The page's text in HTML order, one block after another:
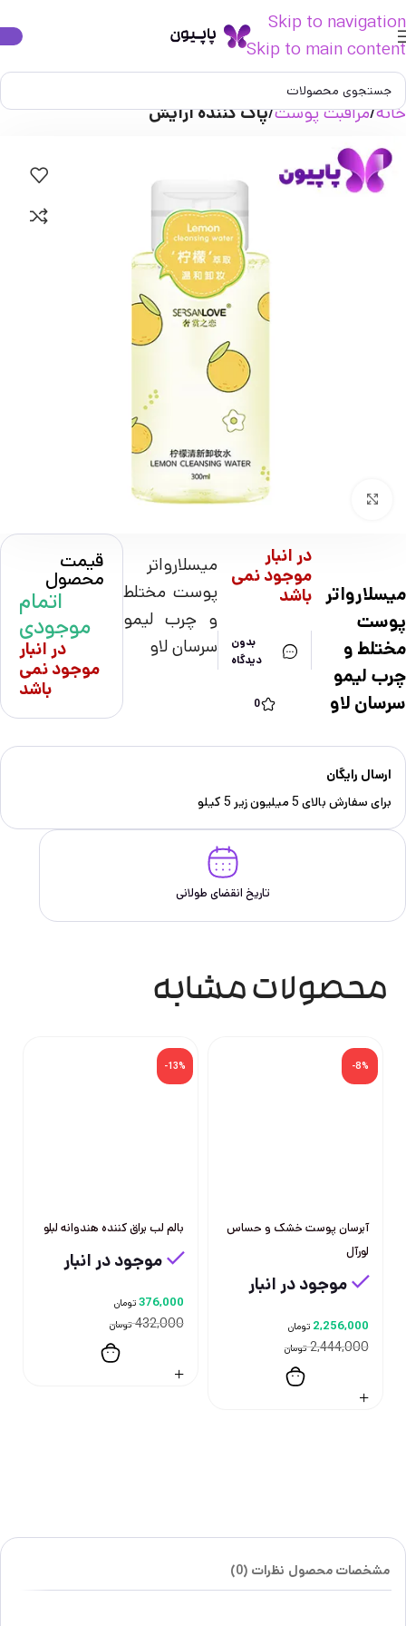
Skip to navigation
Skip to main content
خانه مراقبت پوست پاک کننده آرایش
بزرگنمایی تصویر
در انبار
موجود نمی
باشد
بدون
دیدگاه
0
میسلارواتر
پوست
مختلط و
چرب لیمو
سرسان لاو
میسلارواتر
پوست مختلط
و چرب لیمو
سرسان لاو
قیمت
محصول
اتمام
موجودی
در انبار
موجود نمی
باشد
ارسال رایگان
برای سفارش‌ بالای 5 میلیون زیر 5 کیلو
تاریخ انقضای طولانی
محصولات مشابه
-8%
آبرسان پوست خشک و حساس
لورآل
موجود در انبار
2,444,000 تومان
2,256,000 تومان
-13%
بالم لب براق کننده هندوانه لبلو
موجود در انبار
432,000 تومان
376,000تومان
مشخصات محصول نظرات (0)